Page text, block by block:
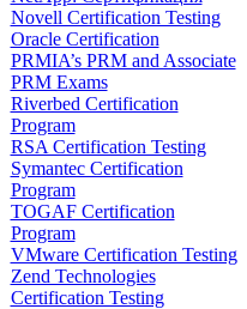
Novell Certification Testing
Oracle Certification
PRMIA’s PRM and Associate
PRM Exams
Riverbed Certification
Program
RSA Certification Testing
Symantec Certification
Program
TOGAF Certification
Program
VMware Certification Testing
Zend Technologies
Certification Testing